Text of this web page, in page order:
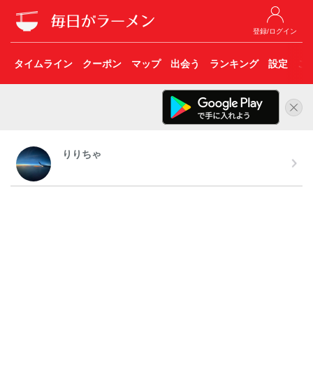
登録/ログイン
タイムライン クーポン マップ 出会う ランキング 設定 こ
りりちゃ